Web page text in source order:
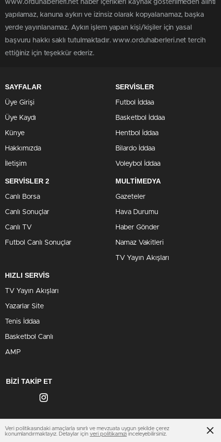
www.orduhaberleri.net haber içerikleri kaynak gösterilmeden alıntı
yapılamaz, kanuna aykırı ve izinsiz olarak kopyalanamaz, başka
yerde yayınlanamaz. Aykırı işlem yapan kişi/kişiler için yasal
başvuru hakkı saklı tutulmaktadır. www.orduhaberleri.net tercih
ettiğiniz için teşekkür ederiz.
SAYFALAR
Üye Girişi
Üye Kaydı
Künye
Hakkımızda
İletişim
SERVİSLER
Futbol İddaa
Basketbol İddaa
Hentbol İddaa
Bilardo İddaa
Voleybol İddaa
SERVİSLER 2
Canlı Borsa
Canlı Sonuçlar
Canlı TV
Futbol Canlı Sonuçlar
MULTİMEDYA
Gazeteler
Hava Durumu
Haber Gönder
Namaz Vakitleri
TV Yayın Akışları
HIZLI SERVİS
TV Yayın Akışları
Yazarlar Site
Tenis İddaa
Basketbol Canlı
AMP
BİZİ TAKİP ET
www.orduhaberleri.net
Veri politikasındaki amaçlarla sınırlı ve mevzuata uygun şekilde çerez
konumlandırmaktayız. Detaylar için veri politikamızı inceleyebilirsiniz.